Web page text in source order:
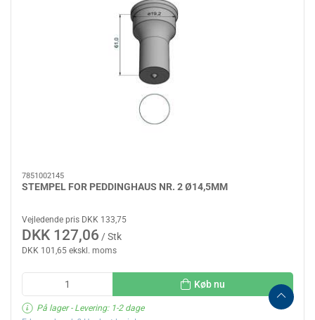
7851002145
STEMPEL FOR PEDDINGHAUS NR. 2 Ø14,5MM
Vejledende pris DKK 133,75
DKK 127,06 / Stk
DKK 101,65 ekskl. moms
Køb nu
På lager- Levering: 1-2 dage